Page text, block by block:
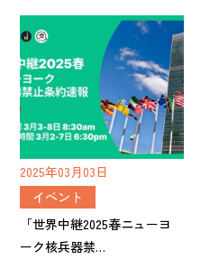
2025年03月03日
イベント
「世界中継2025春ニューヨ
ーク核兵器禁…